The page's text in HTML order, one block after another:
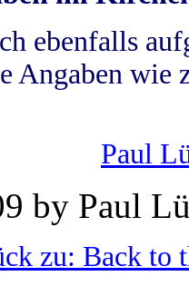
ebenfalls
Angaben wie
Paul
by Paul
zu: Back to